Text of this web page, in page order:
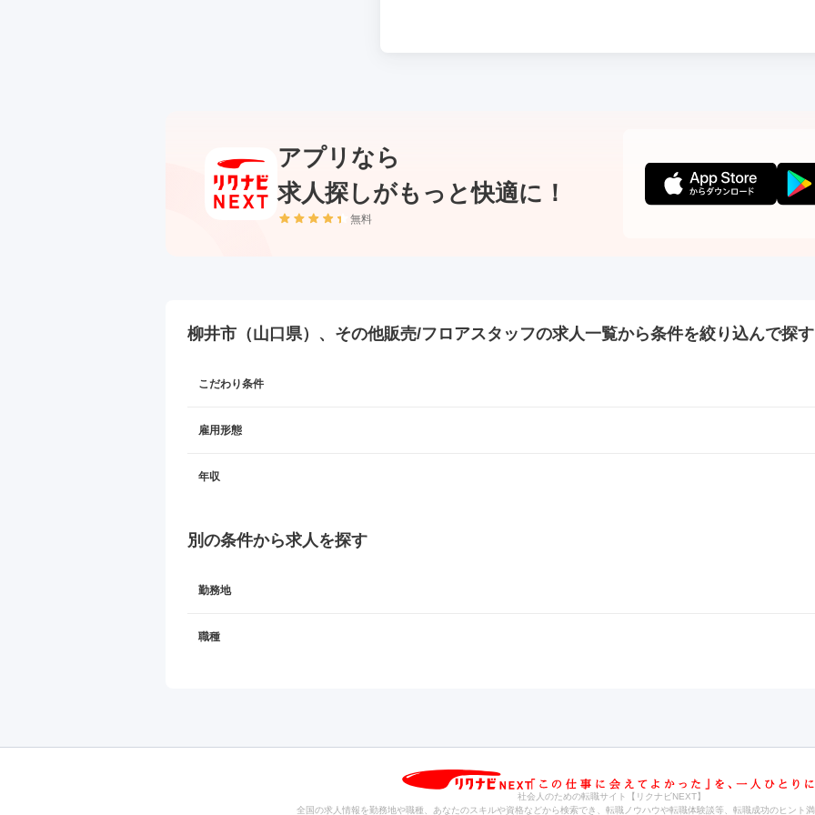
アプリなら
求人探しがもっと快適に！
無料
柳井市（山口県）、その他販売/フロアスタッフの求人一覧から条件を絞り込んで探す
こだわり条件
雇用形態
年収
別の条件から求人を探す
勤務地
職種
社会人のための転職サイト【リクナビNEXT】
全国の求人情報を勤務地や職種、あなたのスキルや資格などから検索でき、転職ノウハウや転職体験談等、転職成功のヒント